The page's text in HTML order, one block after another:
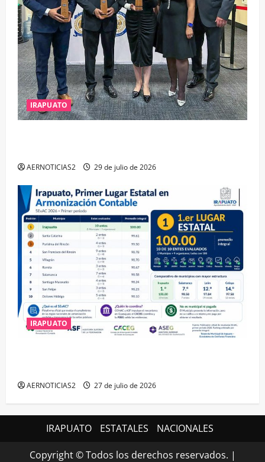
IRAPUATO
AERNOTICIAS2 29 de julio de 2026
IRAPUATO
AERNOTICIAS2 27 de julio de 2026
IRAPUATO ESTATALES NACIONALES
Copyright © Todos los derechos reservados. |